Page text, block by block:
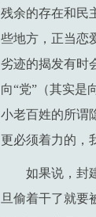
残余的存在和民
些地方，正当恋
劣迹的揭发有时
向“党”（其实是
小老百姓的所谓
更必须着力的，
如果说，封
旦偷着干了就要